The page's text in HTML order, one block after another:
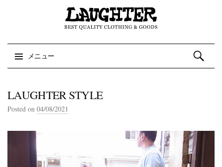
メニュー
検索:
LAUGHTER STYLE
Posted on 04/08/2021